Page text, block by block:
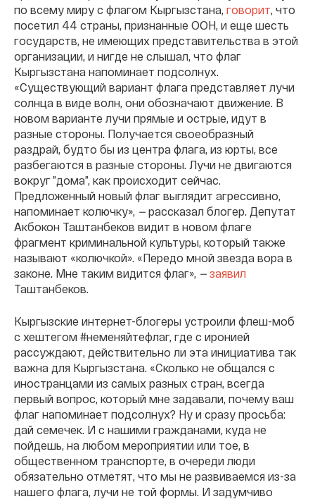
по всему миру с флагом Кыргызстана, говорит, что
посетил 44 страны, признанные ООН, и еще шесть
государств, не имеющих представительства в этой
организации, и нигде не слышал, что флаг
Кыргызстана напоминает подсолнух.
«Существующий вариант флага представляет лучи
солнца в виде волн, они обозначают движение. В
новом варианте лучи прямые и острые, идут в
разные стороны. Получается своеобразный
раздрай, будто бы из центра флага, из юрты, все
разбегаются в разные стороны. Лучи не двигаются
вокруг ”дома”, как происходит сейчас.
Предложенный новый флаг выглядит агрессивно,
напоминает колючку», — рассказал блогер. Депутат
Акбокон Таштанбеков видит в новом флаге
фрагмент криминальной культуры, который также
называют «колючкой». «Передо мной звезда вора в
законе. Мне таким видится флаг», — заявил
Таштанбеков.
Кыргызские интернет-блогеры устроили флеш-моб
с хештегом #неменяйтефлаг, где с иронией
рассуждают, действительно ли эта инициатива так
важна для Кыргызстана. «Сколько не общался с
иностранцами из самых разных стран, всегда
первый вопрос, который мне задавали, почему ваш
флаг напоминает подсолнух? Ну и сразу просьба:
дай семечек. И с нашими гражданами, куда не
пойдешь, на любом мероприятии или тое, в
общественном транспорте, в очереди люди
обязательно отметят, что мы не развиваемся из-за
нашего флага, лучи не той формы. И задумчиво